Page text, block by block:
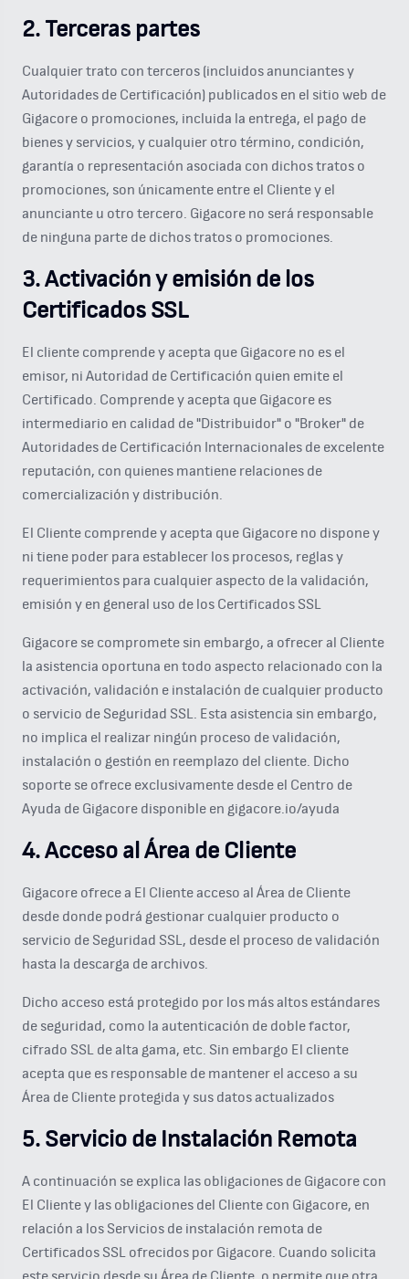
2. Terceras partes
Cualquier trato con terceros (incluidos anunciantes y
Autoridades de Certificación) publicados en el sitio web de
Gigacore o promociones, incluida la entrega, el pago de
bienes y servicios, y cualquier otro término, condición,
garantía o representación asociada con dichos tratos o
promociones, son únicamente entre el Cliente y el
anunciante u otro tercero. Gigacore no será responsable
de ninguna parte de dichos tratos o promociones.
3. Activación y emisión de los
Certificados SSL
El cliente comprende y acepta que Gigacore no es el
emisor, ni Autoridad de Certificación quien emite el
Certificado. Comprende y acepta que Gigacore es
intermediario en calidad de "Distribuidor" o "Broker" de
Autoridades de Certificación Internacionales de excelente
reputación, con quienes mantiene relaciones de
comercialización y distribución.
El Cliente comprende y acepta que Gigacore no dispone y
ni tiene poder para establecer los procesos, reglas y
requerimientos para cualquier aspecto de la validación,
emisión y en general uso de los Certificados SSL
Gigacore se compromete sin embargo, a ofrecer al Cliente
la asistencia oportuna en todo aspecto relacionado con la
activación, validación e instalación de cualquier producto
o servicio de Seguridad SSL. Esta asistencia sin embargo,
no implica el realizar ningún proceso de validación,
instalación o gestión en reemplazo del cliente. Dicho
soporte se ofrece exclusivamente desde el Centro de
Ayuda de Gigacore disponible en gigacore.io/ayuda
4. Acceso al Área de Cliente
Gigacore ofrece a El Cliente acceso al Área de Cliente
desde donde podrá gestionar cualquier producto o
servicio de Seguridad SSL, desde el proceso de validación
hasta la descarga de archivos.
Dicho acceso está protegido por los más altos estándares
de seguridad, como la autenticación de doble factor,
cifrado SSL de alta gama, etc. Sin embargo El cliente
acepta que es responsable de mantener el acceso a su
Área de Cliente protegida y sus datos actualizados
5. Servicio de Instalación Remota
A continuación se explica las obligaciones de Gigacore con
El Cliente y las obligaciones del Cliente con Gigacore, en
relación a los Servicios de instalación remota de
Certificados SSL ofrecidos por Gigacore. Cuando solicita